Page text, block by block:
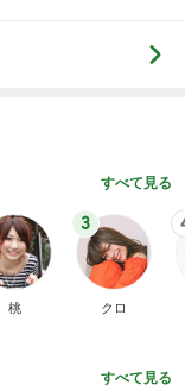
すべて見る
桃
3
クロ
すべて見る